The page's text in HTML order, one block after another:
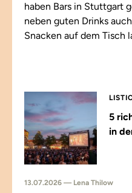
haben Bars in Stuttgart
neben guten Drinks
Snacken auf dem Tisch
5
in
13.07.2026 — Lena Thilow